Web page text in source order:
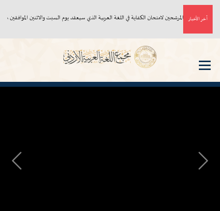
آخر الأخبارأسماء المرشحين لامتحان الكفاية في اللغة العربية الذي سيعقد يوم السبت والاثنين الموافقين ٨، ١٠/ ٨/ ٢٠٢٦م
Previous
Next